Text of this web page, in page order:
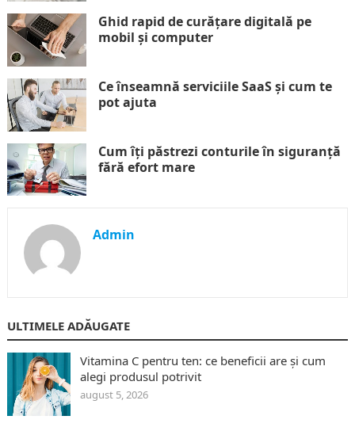
Ghid rapid de curățare digitală pe
mobil și computer
Ce înseamnă serviciile SaaS și cum te
pot ajuta
Cum îți păstrezi conturile în siguranță
fără efort mare
Admin
ULTIMELE ADĂUGATE
Vitamina C pentru ten: ce beneficii are și cum
alegi produsul potrivit
august 5, 2026